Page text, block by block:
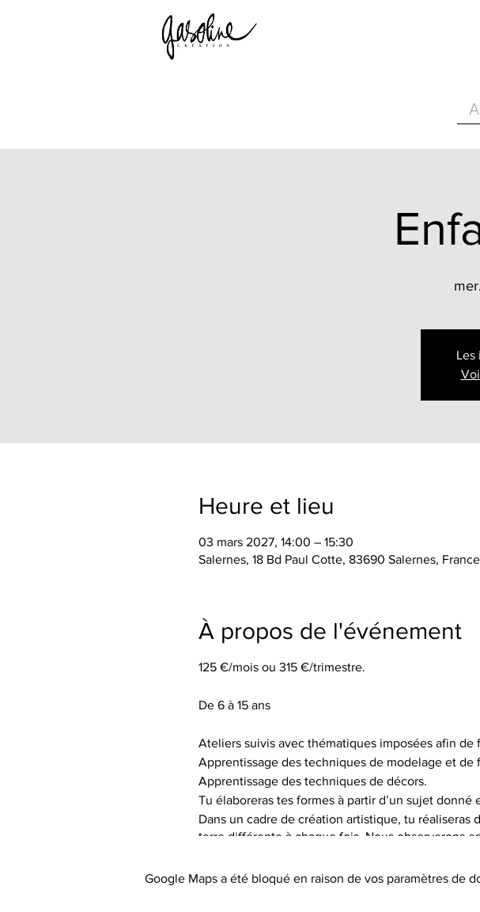
Les
Heure et lieu
03 mars 2027, 14:00 – 15:30
Salernes, 18 Bd Paul Cotte, 83690 Salernes, France
À propos de l'événement
125 €/mois ou 315 €/trimestre.
De 6 à 15 ans
Ateliers suivis avec thématiques imposées afin
Apprentissage des techniques de modelage et de
Apprentissage des techniques de décors.
Tu élaboreras tes formes à partir d’un sujet donné
Dans un cadre de création artistique, tu
terre différente à chaque fois. Nous observerons
Tu auras à ta disposition le choix de 5 terres
Google Maps a été bloqué en raison de vos paramètres de